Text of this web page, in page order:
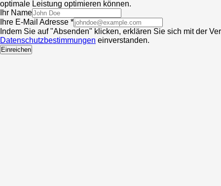
optimale Leistung optimieren können.
Ihr Name
Ihre E-Mail Adresse *
Indem Sie auf "Absenden" klicken, erklären Sie sich mit der
Datenschutzbestimmungen einverstanden.